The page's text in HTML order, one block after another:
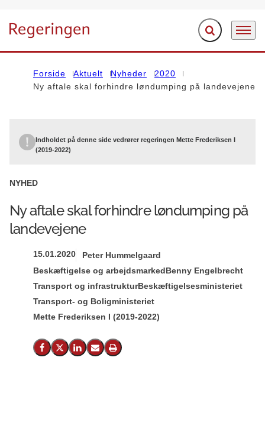
Gå til forsiden Fold søgefelt ud
Menu
Forside Aktuelt Nyheder
2020
Ny aftale skal forhindre løndumping på landevejene
Indholdet på denne side vedrører regeringen Mette Frederiksen I
(2019-2022)
NYHED
Ny aftale skal forhindre løndumping på
landevejene
15.01.2020
Peter Hummelgaard
Beskæftigelse og arbejdsmarkedBenny Engelbrecht
Transport og infrastrukturBeskæftigelsesministeriet
Transport- og Boligministeriet
Mette Frederiksen I (2019-2022)
Del på Facebook
Del på X (Twitter)
Del på LinkedIn
Send email
Print